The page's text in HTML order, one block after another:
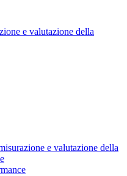
e valutazione della
e valutazione della